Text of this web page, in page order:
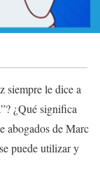
siempre le dice a
¿Qué significa
abogados de Marc
puede utilizar y